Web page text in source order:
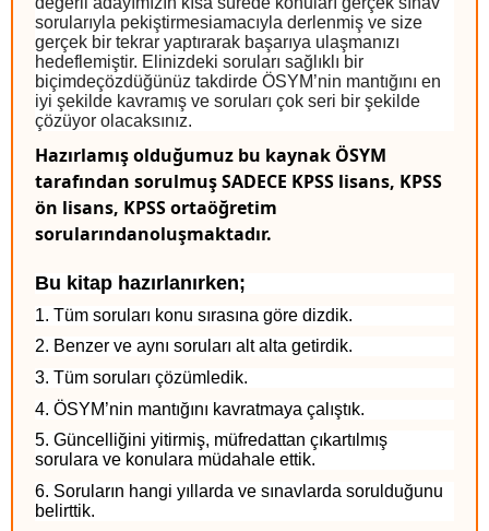
sorularıyla pekiştirmesiamacıyla derlenmiş ve size
gerçek bir tekrar yaptırarak başarıya ulaşmanızı
hedeflemiştir. Elinizdeki soruları sağlıklı bir
biçimdeçözdüğünüz takdirde ÖSYM’nin mantığını en
iyi şekilde kavramış ve soruları çok seri bir şekilde
çözüyor olacaksınız.
Hazırlamış olduğumuz bu kaynak ÖSYM
tarafından sorulmuş SADECE KPSS lisans, KPSS
ön lisans, KPSS ortaöğretim
sorularındanoluşmaktadır.
Bu kitap hazırlanırken;
1. Tüm soruları konu sırasına göre dizdik.
2. Benzer ve aynı soruları alt alta getirdik.
3. Tüm soruları çözümledik.
4. ÖSYM’nin mantığını kavratmaya çalıştık.
5. Güncelliğini yitirmiş, müfredattan çıkartılmış
sorulara ve konulara müdahale ettik.
6. Soruların hangi yıllarda ve sınavlarda sorulduğunu
belirttik.